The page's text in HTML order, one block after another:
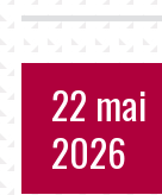
22 mai
2026